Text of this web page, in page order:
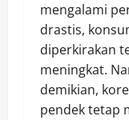
mengalami
drastis,
diperkirakan
meningkat.
demikian,
pendek tetap